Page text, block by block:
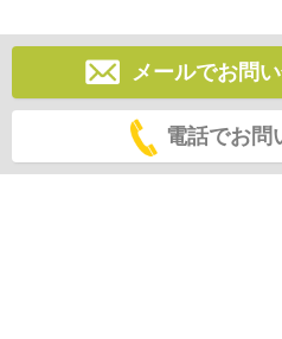
メールでお問
電話でお問